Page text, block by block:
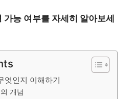
가능 여부를 자세히 알아보세
엇인지 이해하기
개념